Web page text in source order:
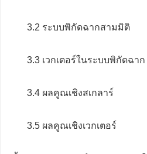
3.2 ระบบพิกัดฉากสามมิติ
3.3 เวกเตอร์ในระบบพิกัดฉาก
3.4 ผลคูณเชิงสเกลาร์
3.5 ผลคูณเชิงเวกเตอร์